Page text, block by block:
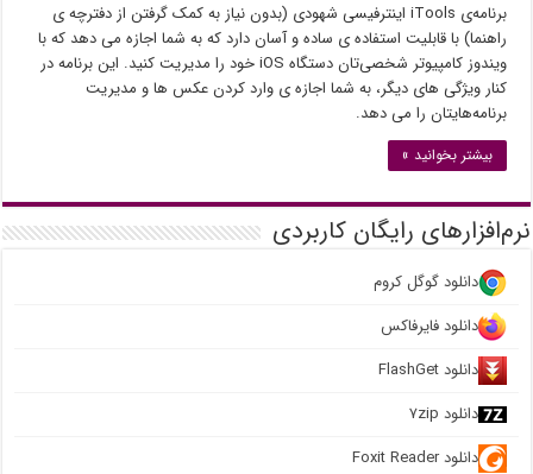
برنامه‌ی iTools اینترفیسی شهودی‌ (بدون نیاز به کمک گرفتن از دفترچه ی
راهنما) با قابلیت استفاده ی ساده و آسان دارد که به شما اجازه می دهد که با
ویندوز کامپیوتر شخصی‌تان دستگاه iOS خود را مدیریت کنید. این برنامه در
کنار ویژگی های دیگر، به شما اجازه ی وارد کردن عکس ها و مدیریت
برنامه‌هایتان را می دهد.
بیشتر بخوانید »
نرم‌افزارهای رایگان کاربردی
دانلود گوگل کروم
دانلود فایرفاکس
دانلود FlashGet
دانلود ۷zip
دانلود Foxit Reader